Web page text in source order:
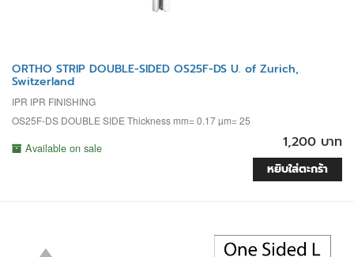
ORTHO STRIP DOUBLE-SIDED OS25F-DS U. of Zurich,
Switzerland
IPR IPR FINISHING
OS25F-DS DOUBLE SIDE Thickness mm= 0.17 µm= 25
Available on sale 1,200 บาท
หยิบใส่ตะกร้า